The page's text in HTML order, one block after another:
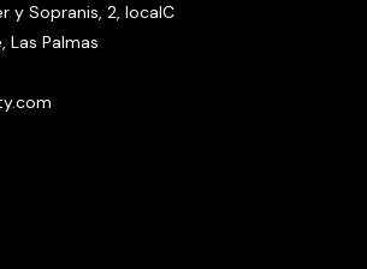
y Sopranis, 2, localC
Las Palmas